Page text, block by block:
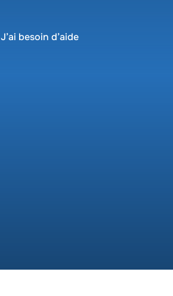
J’ai besoin d’aide